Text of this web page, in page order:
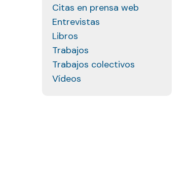
Citas en prensa web
Entrevistas
Libros
Trabajos
Trabajos colectivos
Vídeos